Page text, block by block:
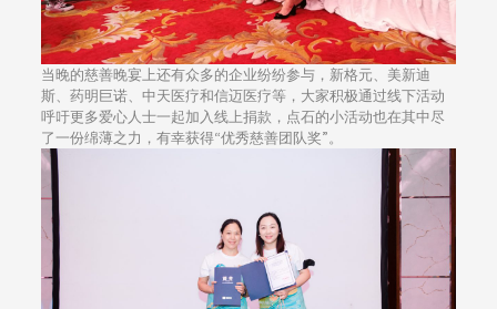
当晚的慈善晚宴上还有众多的企业纷纷参与，新格元、美新迪
斯、药明巨诺、中天医疗和信迈医疗等，大家积极通过线下活动
呼吁更多爱心人士一起加入线上捐款，点石的小活动也在其中尽
了一份绵薄之力，有幸获得“优秀慈善团队奖”。